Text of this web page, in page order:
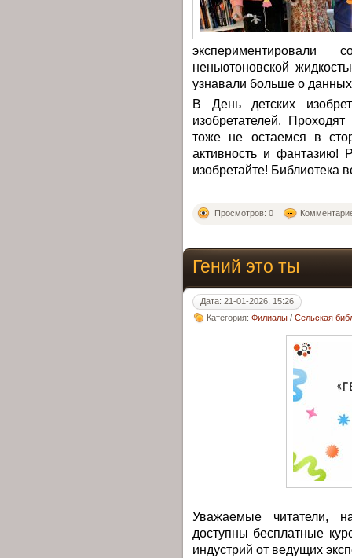
экспериментировали
неньютоновской
узнавали больше о
В День детских
изобретателей.
тоже не остаемся в
активность и фантазию!
изобретайте! Библиотека
Просмотров: 0
Гений это ты
Дата: 21-01-2026, 15:26
Категория: Филиалы / Сельская
Уважаемые читатели,
доступны бесплатные
индустрий от ведущих